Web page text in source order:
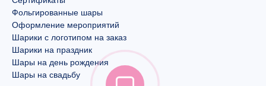
Фольгированные шары
Оформление мероприятий
Шарики с логотипом на заказ
Шарики на праздник
Шары на день рождения
Шары на свадьбу